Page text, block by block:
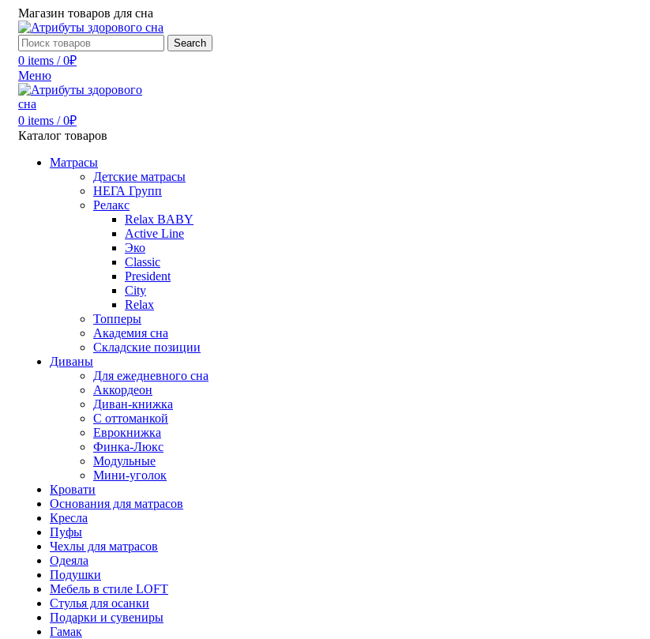
Магазин товаров для сна
Search
0 items / 0₽
Меню
0 items / 0₽
Каталог товаров
Матрасы
Детские матрасы
НЕГА Групп
Релакс
Relax BABY
Active Line
Эко
Classic
President
City
Relax
Топперы
Академия сна
Складские позиции
Диваны
Для ежедневного сна
Аккордеон
Диван-книжка
С оттоманкой
Еврокнижка
Финка-Люкс
Модульные
Мини-уголок
Кровати
Основания для матрасов
Кресла
Пуфы
Чехлы для матрасов
Одеяла
Подушки
Мебель в стиле LOFT
Стулья для осанки
Подарки и сувениры
Гамак